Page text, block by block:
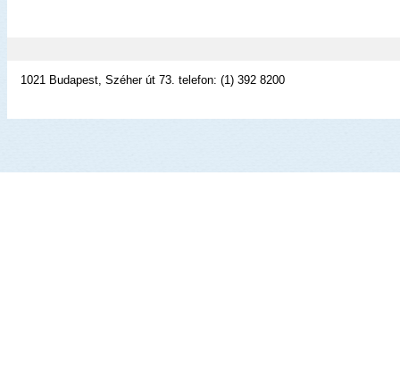
1021 Budapest, Széher út 73. telefon: (1) 392 8200